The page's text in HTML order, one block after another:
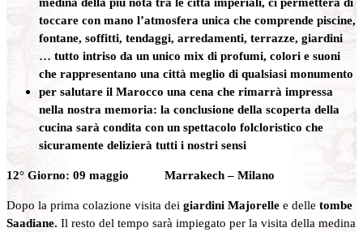
toccare con mano l’atmosfera unica che comprende piscine,
fontane, soffitti, tendaggi, arredamenti, terrazze, giardini
… tutto intriso da un unico mix di profumi, colori e suoni
che rappresentano una città meglio di qualsiasi monumento
per salutare il Marocco una cena che rimarrà impressa
nella nostra memoria: la conclusione della scoperta della
cucina sarà condita con un spettacolo folcloristico che
sicuramente delizierà tutti i nostri sensi
12° Giorno: 09 maggio Marrakech – Milano
Dopo la prima colazione visita dei giardini Majorelle e delle tombe
Saadiane. Il resto del tempo sarà impiegato per la visita della medina